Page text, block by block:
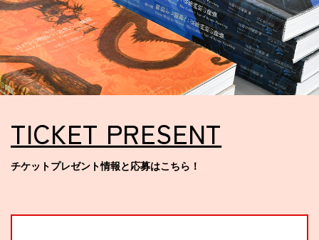
NEW OPEN
SERIES
CULTURE
ABOUT US
Instagram
チケットプレゼント応募
TICKET PRESENT
チケットプレゼント情報と応募はこちら！